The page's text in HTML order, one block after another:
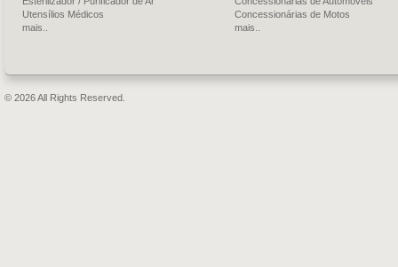
Utensílios Médicos
mais..
Concessionárias de Motos
mais..
© 2026 All Rights Reserved.